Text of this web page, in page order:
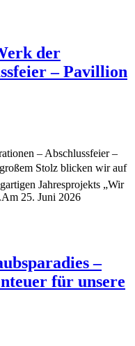
der
– Pavillion
– Abschlussfeier –
Stolz blicken wir auf
Jahresprojekts „Wir
25. Juni 2026
–
für unsere